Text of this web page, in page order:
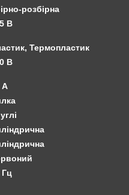
розбірна
В
Термопластик
В
А
Гц